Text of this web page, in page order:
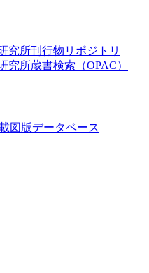
究所刊行物リポジトリ
究所蔵書検索（OPAC）
図版データベース